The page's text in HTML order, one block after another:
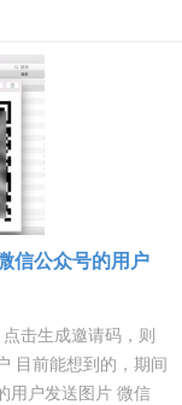
信公众号的用户
击生成邀请码，则
目前能想到的，期间
用户发送图片 微信